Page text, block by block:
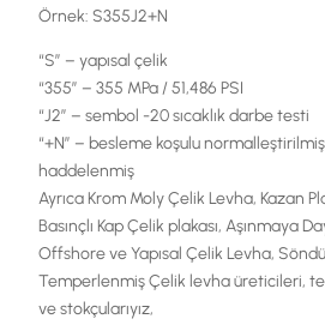
Örnek: S355J2+N
“S” – yapısal çelik
“355″ – 355 MPa / 51,486 PSI
“J2” – sembol -20 sıcaklık darbe testi
“+N” – besleme koşulu
haddelenmiş
Ayrıca Krom Moly Çelik Levha, Kazan
Basınçlı Kap Çelik plakası, Aşınmaya
Offshore ve Yapısal Çelik Levha,
Temperlenmiş Çelik levha üreticileri,
ve stokçularıyız,